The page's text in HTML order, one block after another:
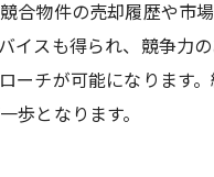
合物件の売却履歴や市
イスも得られ、競争力
ーチが可能になります
歩となります。